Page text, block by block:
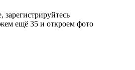
ещё 35 и откроем фото